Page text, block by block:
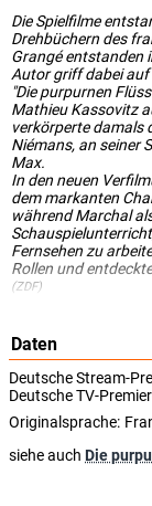
Die Spielfilme
Drehbüchern des
Grangé entstanden
Autor griff dabei auf
"Die purpurnen
Mathieu Kassovitz
verkörperte damals
Niémans, an seiner
Max.
In den neuen
dem markanten
während Marchal
Fernsehen zu
Rollen und
(ZDF)
Daten
Deutsche Stream-
Deutsche TV-
Originalsprache:
siehe auch Die